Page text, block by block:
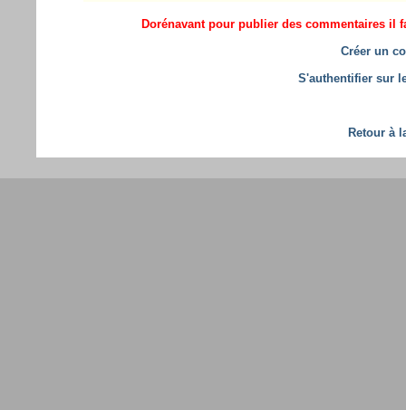
Dorénavant pour publier des commentaires il
Créer un
S'authentifier sur
Retour à